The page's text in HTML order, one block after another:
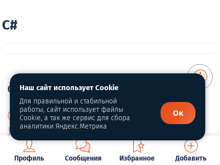
C#
О портале
О нас
Политика конфиденциальности
Публичная оферта
Профиль Сообщения Избранное Добавить
Наш сайт использует Cookie
Для правильной и стабильной
работы, сайт использует файлы
Cookie, а так же сервис для сбора
аналитики Яндекс.Метрика
Ок